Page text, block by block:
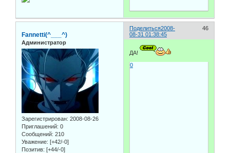
Поделиться 46
2008-
08-31 01:38:45
Fannetti(^___^)
Администратор
Зарегистрирован: 2008-08-26
Приглашений: 0
Сообщений: 210
Уважение: [+42/-0]
Позитив: [+44/-0]
ДА!
0